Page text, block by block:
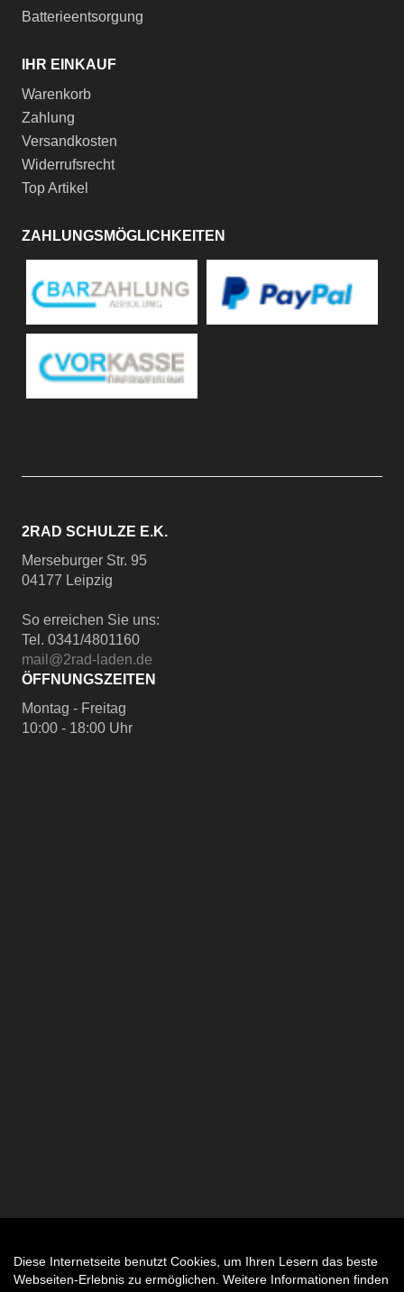
Batterieentsorgung
IHR EINKAUF
Warenkorb
Zahlung
Versandkosten
Widerrufsrecht
Top Artikel
ZAHLUNGSMÖGLICHKEITEN
2RAD SCHULZE E.K.
Merseburger Str. 95
04177 Leipzig
So erreichen Sie uns:
Tel. 0341/4801160
mail@2rad-laden.de
ÖFFNUNGSZEITEN
Montag - Freitag
10:00 - 18:00 Uhr
Diese Internetseite benutzt Cookies, um Ihren Lesern das beste
Webseiten-Erlebnis zu ermöglichen. Weitere Informationen finden
Auftrag widerrufen